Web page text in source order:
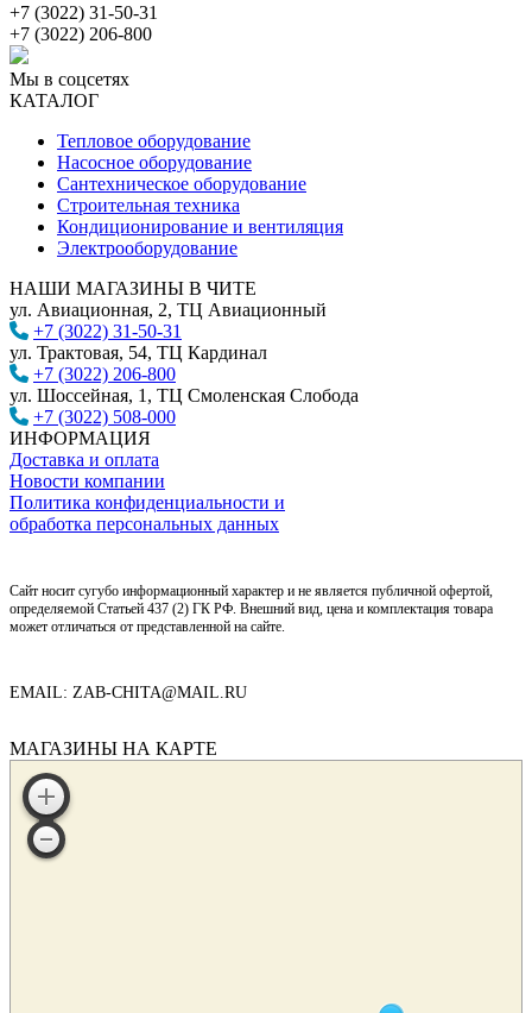
+7 (3022) 31-50-31
+7 (3022) 206-800
Мы в соцсетях
КАТАЛОГ
Тепловое оборудование
Насосное оборудование
Сантехническое оборудование
Строительная техника
Кондиционирование и вентиляция
Электрооборудование
НАШИ МАГАЗИНЫ В ЧИТЕ
ул. Авиационная, 2, ТЦ Авиационный
+7 (3022) 31-50-31
ул. Трактовая, 54, ТЦ Кардинал
+7 (3022) 206-800
ул. Шоссейная, 1, ТЦ Смоленская Слобода
+7 (3022) 508-000
ИНФОРМАЦИЯ
Доставка и оплата
Новости компании
Политика конфиденциальности и
обработка персональных данных
Сайт носит сугубо информационный характер и не является публичной офертой,
определяемой Статьей 437 (2) ГК РФ. Внешний вид, цена и комплектация товара
может отличаться от представленной на сайте.
EMAIL: ZAB-CHITA@MAIL.RU
МАГАЗИНЫ НА КАРТЕ